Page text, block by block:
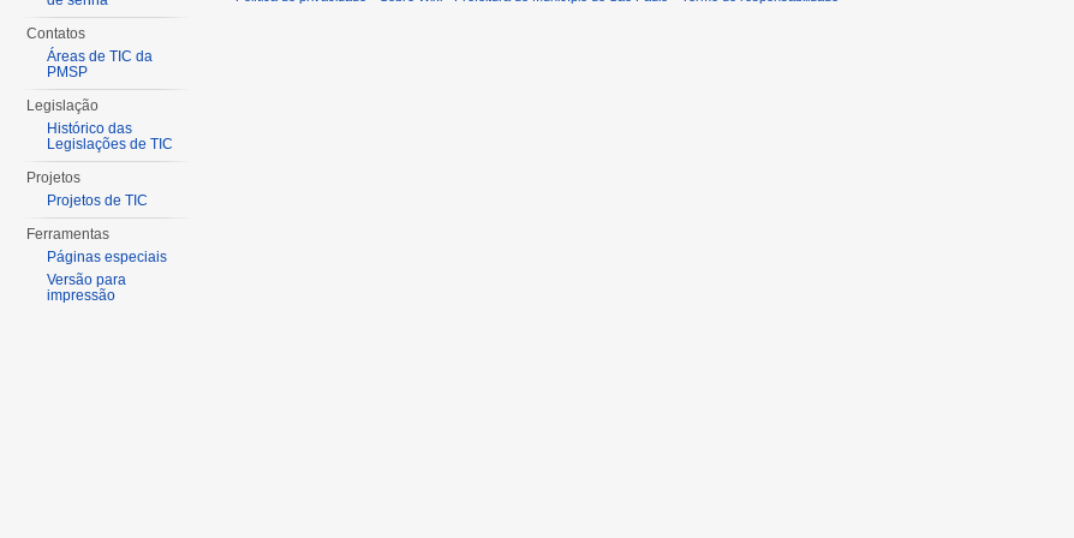
Contatos
Áreas de TIC da
PMSP
Legislação
Histórico das
Legislações de TIC
Projetos
Projetos de TIC
Ferramentas
Páginas especiais
Versão para
impressão